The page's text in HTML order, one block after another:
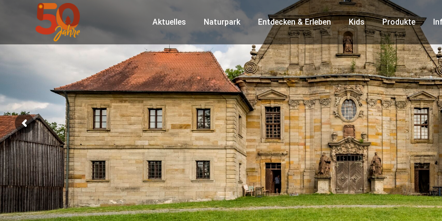
Aktuelles Naturpark Entdecken & Erleben Kids Produkte